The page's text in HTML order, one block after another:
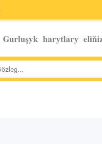
Gurluşyk harytlary